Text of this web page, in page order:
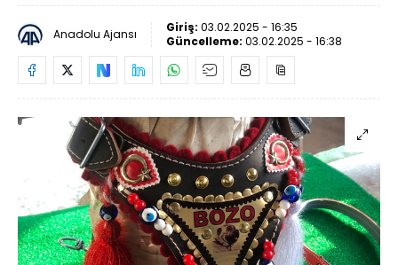
Anadolu Ajansı Giriş: 03.02.2025 - 16:35
Güncelleme: 03.02.2025 - 16:38